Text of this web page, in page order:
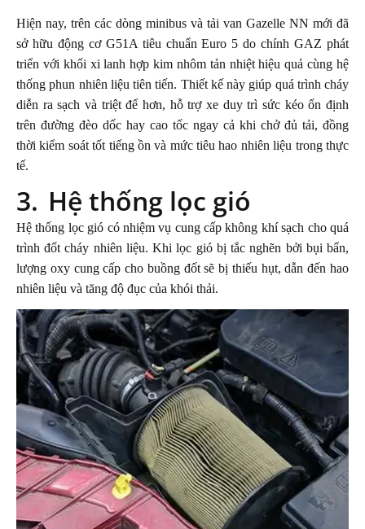
Hiện nay, trên các dòng minibus và tải van Gazelle NN mới đã
sở hữu động cơ G51A tiêu chuẩn Euro 5 do chính GAZ phát
triển với khối xi lanh hợp kim nhôm tản nhiệt hiệu quả cùng hệ
thống phun nhiên liệu tiên tiến. Thiết kế này giúp quá trình cháy
diễn ra sạch và triệt để hơn, hỗ trợ xe duy trì sức kéo ổn định
trên đường đèo dốc hay cao tốc ngay cả khi chở đủ tải, đồng
thời kiểm soát tốt tiếng ồn và mức tiêu hao nhiên liệu trong thực
tế.
3. Hệ thống lọc gió
Hệ thống lọc gió có nhiệm vụ cung cấp không khí sạch cho quá
trình đốt cháy nhiên liệu. Khi lọc gió bị tắc nghẽn bởi bụi bẩn,
lượng oxy cung cấp cho buồng đốt sẽ bị thiếu hụt, dẫn đến hao
nhiên liệu và tăng độ đục của khói thải.